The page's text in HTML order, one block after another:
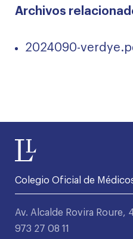
Archivos
2024090-
Colegio Oficial de
Av. Alcalde Rovira Roure,
973 27 08 11